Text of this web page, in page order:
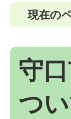
現在の
守
つ